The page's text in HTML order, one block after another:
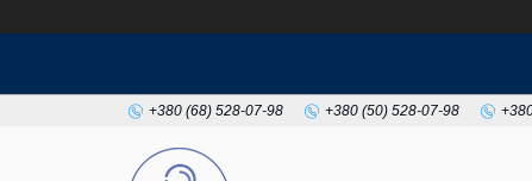
+380 (68) 528-07-98 +380 (50) 528-07-98